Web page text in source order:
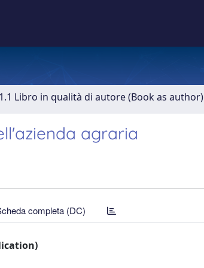
Libro in qualità di autore (Book as author)
agraria
completa (DC)